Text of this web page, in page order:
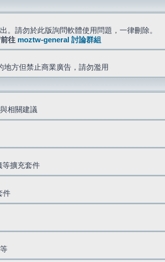
。請勿於此版詢問軟體使用問題，一律刪除。
往 moztw-general 討論群組
方但禁止商業廣告，請勿濫用
相關建議
等擴充套件
件